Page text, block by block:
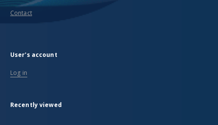
Contact
User's account
Log in
Recently viewed